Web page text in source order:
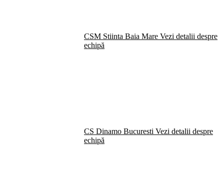
CSM Stiinta Baia Mare Vezi detalii despre
echipă
CS Dinamo Bucuresti Vezi detalii despre
echipă